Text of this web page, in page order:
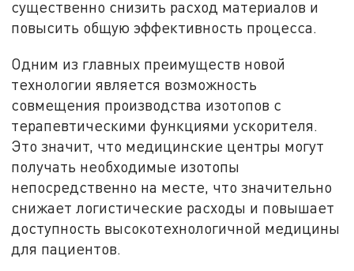
существенно снизить расход материалов и
повысить общую эффективность процесса.
Одним из главных преимуществ новой
технологии является возможность
совмещения производства изотопов с
терапевтическими функциями ускорителя.
Это значит, что медицинские центры могут
получать необходимые изотопы
непосредственно на месте, что значительно
снижает логистические расходы и повышает
доступность высокотехнологичной медицины
для пациентов.